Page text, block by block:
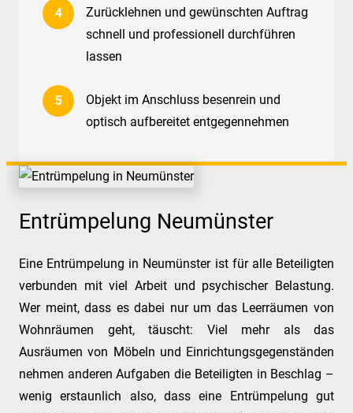
Zurücklehnen und gewünschten Auftrag
schnell und professionell durchführen
lassen
Objekt im Anschluss besenrein und
optisch aufbereitet entgegennehmen
Entrümpelung Neumünster
Eine Entrümpelung in Neumünster ist für alle Beteiligten
verbunden mit viel Arbeit und psychischer Belastung.
Wer meint, dass es dabei nur um das Leerräumen von
Wohnräumen geht, täuscht: Viel mehr als das
Ausräumen von Möbeln und Einrichtungsgegenständen
nehmen anderen Aufgaben die Beteiligten in Beschlag –
wenig erstaunlich also, dass eine Entrümpelung gut